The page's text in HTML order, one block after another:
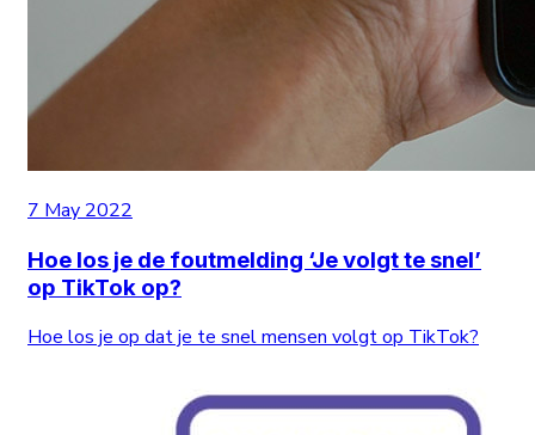
7 May 2022
Hoe los je de foutmelding ‘Je volgt te snel’
op TikTok op?
Hoe los je op dat je te snel mensen volgt op TikTok?